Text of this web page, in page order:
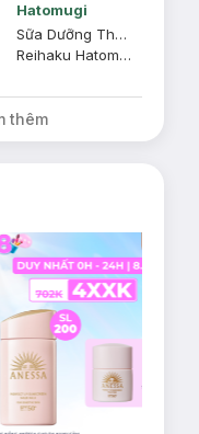
Hatomugi
Sữa Dưỡng Thể Hatomugi Làm Sáng Da Ban Đêm 400ml
Reihaku Hatomugi Body Milk
thêm